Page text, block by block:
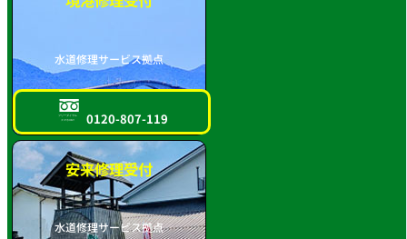
水道修理サービス拠点
フリーダイヤル
スマホOK!! 0120-807-119
安来修理受付
水道修理サービス拠点